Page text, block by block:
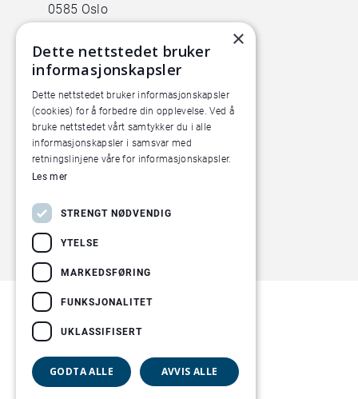
0585 Oslo
Pilotanlegget
Økern Torgvei 13,
×
Dette nettstedet bruker
informasjonskapsler
Dette nettstedet bruker informasjonskapsler
(cookies) for å forbedre din opplevelse. Ved å
bruke nettstedet vårt samtykker du i alle
informasjonskapsler i samsvar med
retningslinjene våre for informasjonskapsler.
Les mer
STRENGT NØDVENDIG
YTELSE
MARKEDSFØRING
FUNKSJONALITET
UKLASSIFISERT
GODTA ALLE AVVIS ALLE